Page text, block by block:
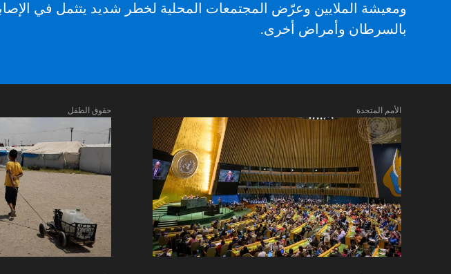
ومعيشة الملايين وعرّض المجتمعات المحلية لخطر شديد يتثمل في
بالسرطان وأمراض أخرى.
الأمم المتحدة حقوق الطفل